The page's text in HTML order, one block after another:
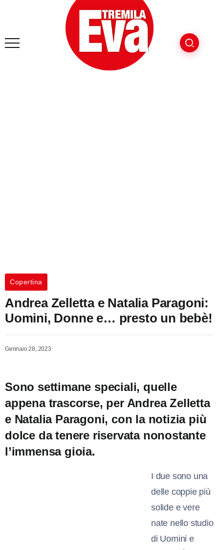
Copertina
Andrea Zelletta e Natalia Paragoni:
Uomini, Donne e… presto un bebè!
Gennaio 28, 2023
Sono settimane speciali, quelle
appena trascorse, per Andrea Zelletta
e Natalia Paragoni, con la notizia più
dolce da tenere riservata nonostante
l’immensa gioia.
I due sono una
delle coppie più
solide e vere
nate nello studio
di Uomini e